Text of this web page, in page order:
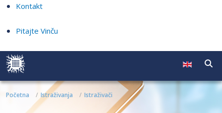
Kontakt
Pitajte Vinču
Početna Istraživanja Istraživači